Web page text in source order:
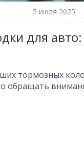
5 июля 2025
для авто:
тормозных
обращать